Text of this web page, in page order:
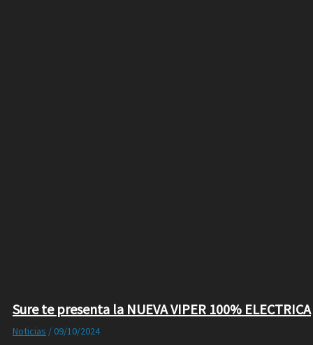
Sure te presenta la NUEVA VIPER 100% ELECTRICA
Noticias / 09/10/2024